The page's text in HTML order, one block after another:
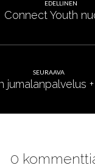
EDELLINEN
Connect Youth
SEURAAVA
jumalanpalvelus
0